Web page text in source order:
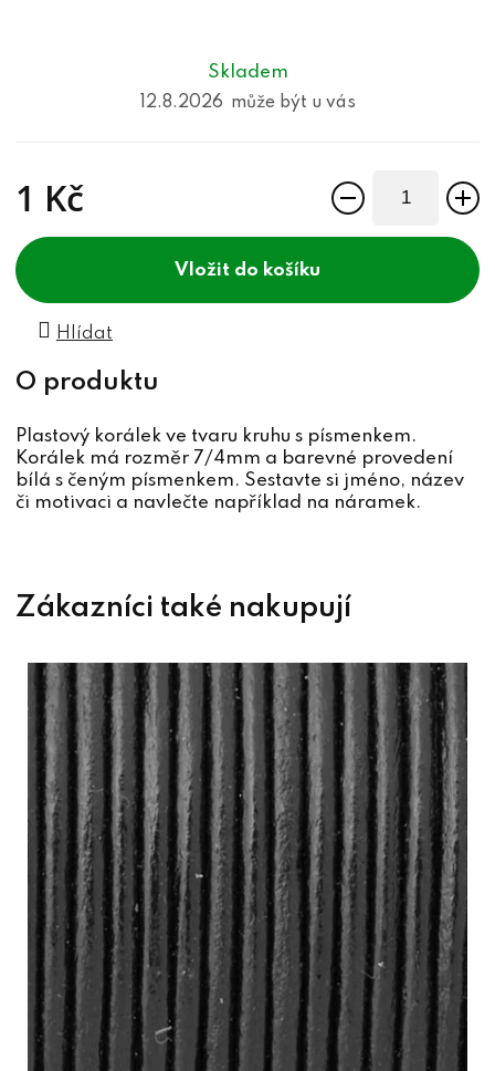
Skladem
12.8.2026
1 Kč
do košíku
Hlídat
Plastový korálek ve tvaru kruhu s písmenkem.
Korálek má rozměr 7/4mm a barevné provedení
bílá s čeným písmenkem. Sestavte si jméno, název
či motivaci a navlečte například na náramek.